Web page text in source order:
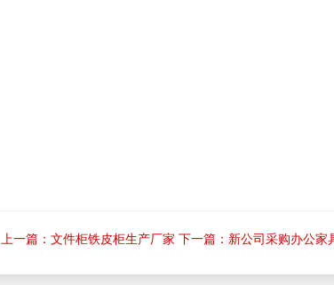
上一篇：文件柜铁皮柜生产厂家 下一篇：新公司采购办公家